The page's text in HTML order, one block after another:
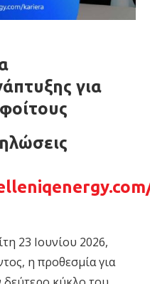
για
23 Ιουνίου 2026,
, η προθεσμίαγια